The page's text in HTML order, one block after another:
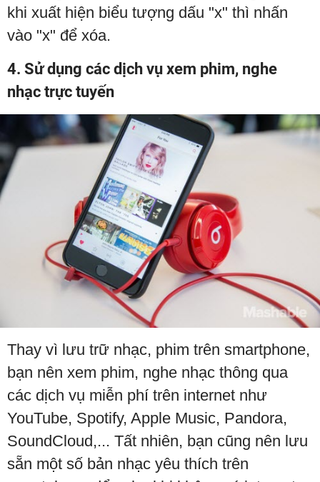
khi xuất hiện biểu tượng dấu "x" thì nhấn
vào "x" để xóa.
4. Sử dụng các dịch vụ xem phim, nghe
nhạc trực tuyến
Thay vì lưu trữ nhạc, phim trên smartphone,
bạn nên xem phim, nghe nhạc thông qua
các dịch vụ miễn phí trên internet như
YouTube, Spotify, Apple Music, Pandora,
SoundCloud,... Tất nhiên, bạn cũng nên lưu
sẵn một số bản nhạc yêu thích trên